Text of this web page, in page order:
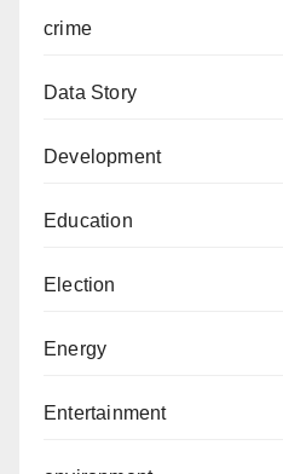
crime
Data Story
Development
Education
Election
Energy
Entertainment